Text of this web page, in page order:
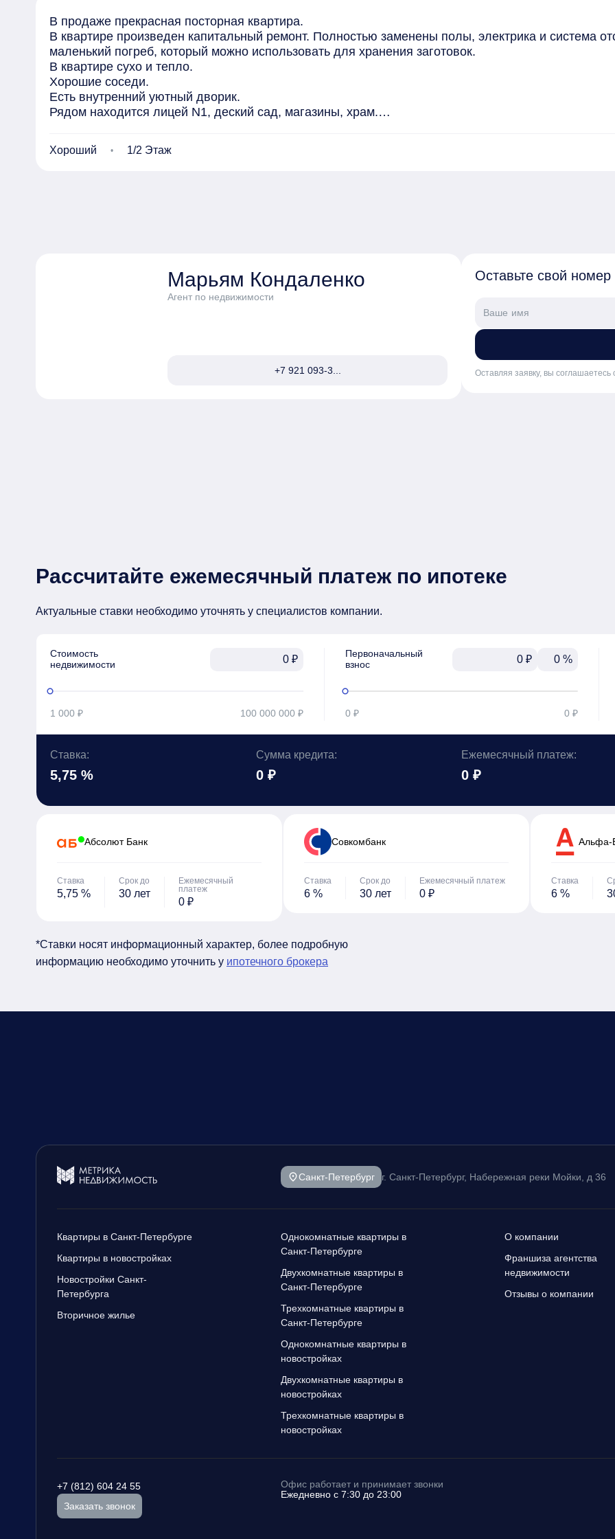
В продаже прекрасная посторная квартира.
В квартире произведен капитальный ремонт. Полностью заменены полы, электрика и система
маленький погреб, который можно использовать для хранения заготовок.
В квартире сухо и тепло.
Хорошие соседи.
Есть внутренний уютный дворик.
Рядом находится лицей N1, деский сад, магазины, храм.
Один взрослый собственник.
Без обременения и детских долей.
Хороший 1/2 Этаж
Марьям Кондаленко
Агент по недвижимости
+7 921 093-3...
Оставьте свой
Оставляя заявку, вы соглашаетесь
Рассчитайте ежемесячный платеж по ипотеке
Актуальные ставки необходимо уточнять у специалистов компании.
Стоимость
недвижимости
₽
1 000 ₽ 100 000 000 ₽
Первоначальный
взнос
₽ %
0 ₽ 0 ₽
Ставка:
5,75 %
Сумма кредита:
0 ₽
Ежемесячный платеж:
0 ₽
Абсолют Банк
Ставка
5,75 %
Срок до
30 лет
Ежемесячный
платеж
0 ₽
Cовкомбанк
Ставка
6 %
Срок до
30 лет
Ежемесячный платеж
0 ₽
Альфа-
Ставка
6 %
*Ставки носят информационный характер, более подробную
информацию необходимо уточнить у ипотечного брокера
Санкт-Петербург г. Санкт-Петербург, Набережная реки Мойки, д 36
Квартиры в Санкт-Петербурге
Квартиры в новостройках
Новостройки Санкт-
Петербурга
Вторичное жилье
Однокомнатные квартиры в
Санкт-Петербурге
Двухкомнатные квартиры в
Санкт-Петербурге
Трехкомнатные квартиры в
Санкт-Петербурге
Однокомнатные квартиры в
новостройках
Двухкомнатные квартиры в
новостройках
Трехкомнатные квартиры в
новостройках
О компании
Франшиза агентства
недвижимости
Отзывы о компании
+7 (812) 604 24 55
Заказать звонок
Офис работает и принимает звонки
Ежедневно с 7:30 до 23:00